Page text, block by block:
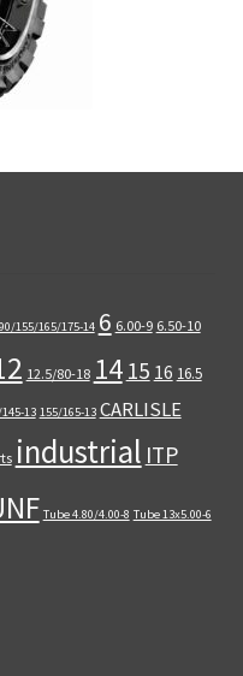
155/165/175-14 6 6.00-9 6.50-10
12.5/80-18 14 15 16 16.5
13 155/165-13 CARLISLE
industrial ITP
Tube 4.80/4.00-8 Tube 13x5.00-6